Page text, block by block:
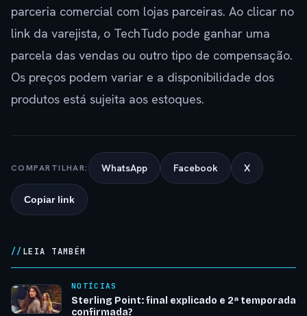
parceria comercial com lojas parceiras. Ao clicar no
link da varejista, o TechTudo pode ganhar uma
parcela das vendas ou outro tipo de compensação.
Os preços podem variar e a disponibilidade dos
produtos está sujeita aos estoques.
COMPARTILHAR: WhatsApp Facebook X
Copiar link
LEIA TAMBÉM
NOTÍCIAS
Sterling Point: final explicado e 2ª temporada
confirmada?